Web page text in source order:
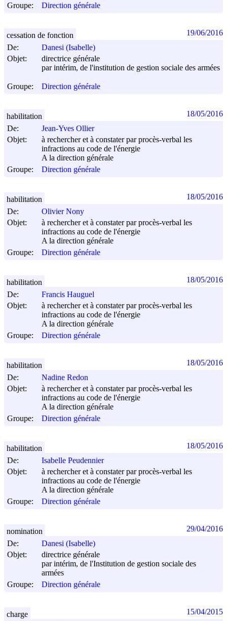
Groupe:
Direction générale
De:
Danesi (Isabelle)
Objet:
directrice générale
par intérim, de l'institution de gestion sociale des armées
Groupe: Direction générale
cessation de fonction 19/06/2016
De:
Jean-Yves Ollier
Objet:
à rechercher et à constater par procès-verbal les
infractions au code de l'énergie
A la direction générale
Groupe:
Direction générale
habilitation 18/05/2016
De:
Olivier Nony
Objet:
à rechercher et à constater par procès-verbal les
infractions au code de l'énergie
A la direction générale
Groupe:
Direction générale
habilitation 18/05/2016
De:
Francis Hauguel
Objet:
à rechercher et à constater par procès-verbal les
infractions au code de l'énergie
A la direction générale
Groupe:
Direction générale
habilitation 18/05/2016
De:
Nadine Redon
Objet:
à rechercher et à constater par procès-verbal les
infractions au code de l'énergie
A la direction générale
Groupe:
Direction générale
habilitation 18/05/2016
De:
Isabelle Peudennier
Objet:
à rechercher et à constater par procès-verbal les
infractions au code de l'énergie
A la direction générale
Groupe:
Direction générale
habilitation 18/05/2016
De:
Danesi (Isabelle)
Objet:
directrice générale
par intérim, de l'Institution de gestion sociale des
armées
Groupe:
Direction générale
nomination 29/04/2016
charge 15/04/2015